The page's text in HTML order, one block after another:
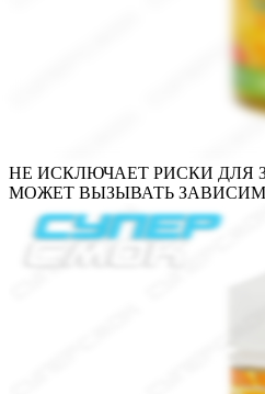
НЕ ИСКЛЮЧАЕТ РИСКИ ДЛЯ
МОЖЕТ ВЫЗЫВАТЬ